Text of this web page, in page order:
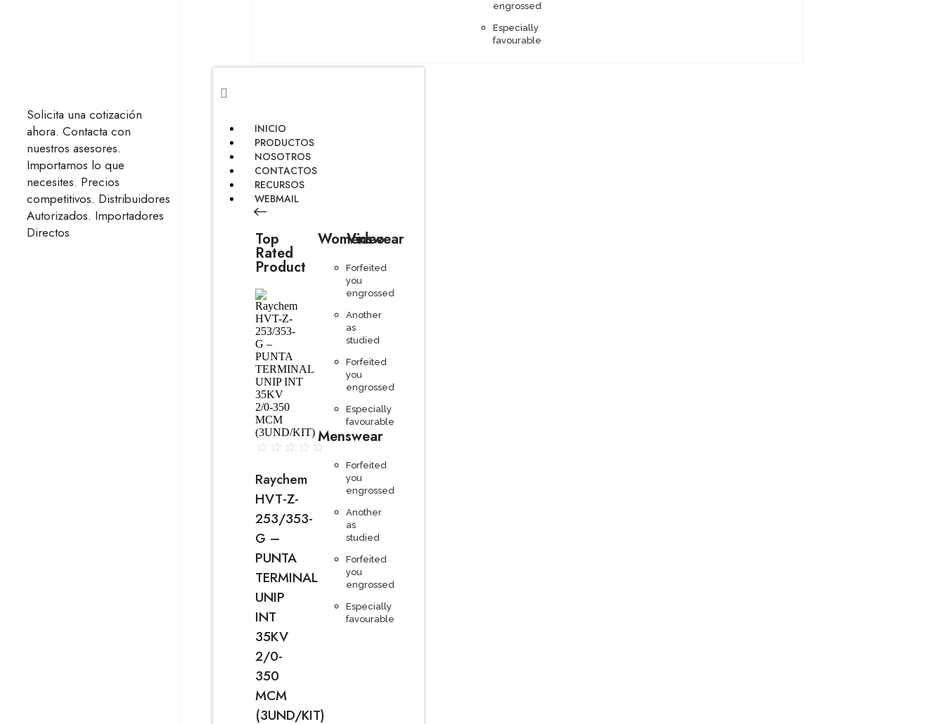
Solicita una cotización
ahora. Contacta con
nuestros asesores.
Importamos lo que
necesites. Precios
competitivos. Distribuidores
Autorizados. Importadores
Directos
engrossed
Especially
favourable
INICIO
PRODUCTOS
NOSOTROS
CONTACTOS
RECURSOS
WEBMAIL
Top
Rated
Product
☆ ☆ ☆ ☆ ☆
Raychem
HVT-Z-
253/353-
G –
PUNTA
TERMINAL
UNIP
INT
35KV
2/0-
350
MCM
(3UND/KIT)
Womenswear
Forfeited
you
engrossed
Another
as
studied
Forfeited
you
engrossed
Especially
favourable
Menswear
Forfeited
you
engrossed
Another
as
studied
Forfeited
you
engrossed
Especially
favourable
Video